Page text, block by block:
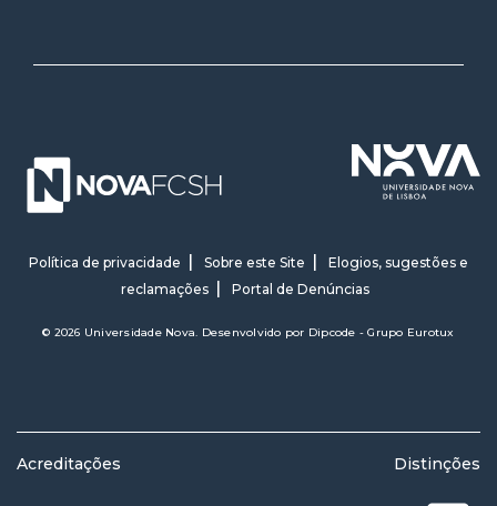
Política de privacidade Sobre este Site
Elogios, sugestões e
reclamações
Portal de Denúncias
© 2026 Universidade Nova. Desenvolvido por Dipcode - Grupo Eurotux
Acreditações Distinções